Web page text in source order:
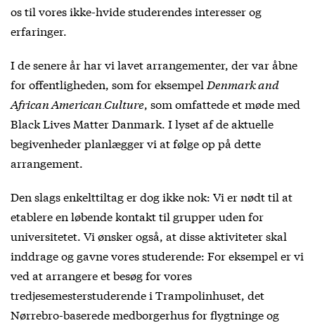
os til vores ikke-hvide studerendes interesser og
erfaringer.
I de senere år har vi lavet arrangementer, der var åbne
for offentligheden, som for eksempel Denmark and
African American Culture, som omfattede et møde med
Black Lives Matter Danmark. I lyset af de aktuelle
begivenheder planlægger vi at følge op på dette
arrangement.
Den slags enkelttiltag er dog ikke nok: Vi er nødt til at
etablere en løbende kontakt til grupper uden for
universitetet. Vi ønsker også, at disse aktiviteter skal
inddrage og gavne vores studerende: For eksempel er vi
ved at arrangere et besøg for vores
tredjesemesterstuderende i Trampolinhuset, det
Nørrebro-baserede medborgerhus for flygtninge og